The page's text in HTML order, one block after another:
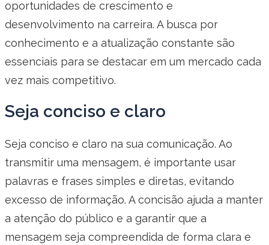
oportunidades de crescimento e
desenvolvimento na carreira. A busca por
conhecimento e a atualização constante são
essenciais para se destacar em um mercado cada
vez mais competitivo.
Seja conciso e claro
Seja conciso e claro na sua comunicação. Ao
transmitir uma mensagem, é importante usar
palavras e frases simples e diretas, evitando
excesso de informação. A concisão ajuda a manter
a atenção do público e a garantir que a
mensagem seja compreendida de forma clara e